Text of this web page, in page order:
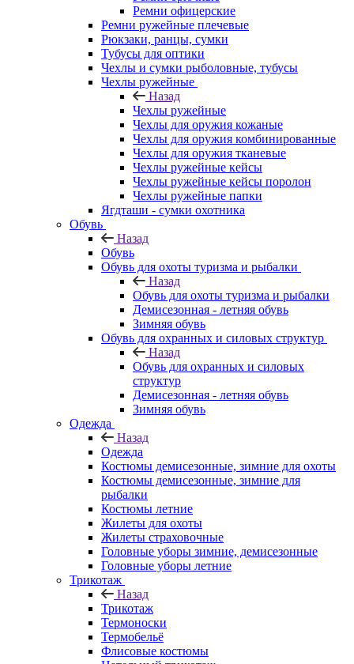
Ремни офицерские
Ремни ружейные плечевые
Рюкзаки, ранцы, сумки
Тубусы для оптики
Чехлы и сумки рыболовные, тубусы
Чехлы ружейные
Назад
Чехлы ружейные
Чехлы для оружия кожаные
Чехлы для оружия комбинированные
Чехлы для оружия тканевые
Чехлы ружейные кейсы
Чехлы ружейные кейсы поролон
Чехлы ружейные папки
Ягдташи - сумки охотника
Обувь
Назад
Обувь
Обувь для охоты туризма и рыбалки
Назад
Обувь для охоты туризма и рыбалки
Демисезонная - летняя обувь
Зимняя обувь
Обувь для охранных и силовых структур
Назад
Обувь для охранных и силовых
структур
Демисезонная - летняя обувь
Зимняя обувь
Одежда
Назад
Одежда
Костюмы демисезонные, зимние для охоты
Костюмы демисезонные, зимние для
рыбалки
Костюмы летние
Жилеты для охоты
Жилеты страховочные
Головные уборы зимние, демисезонные
Головные уборы летние
Трикотаж
Назад
Трикотаж
Термоноски
Термобельё
Флисовые костюмы